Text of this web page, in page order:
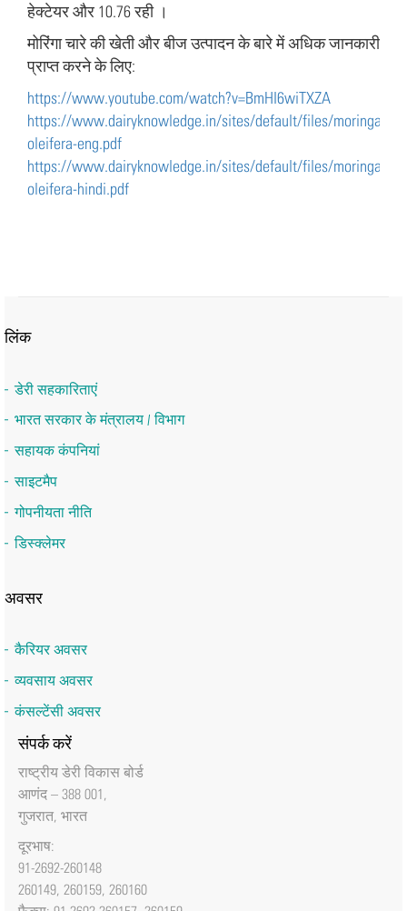
हेक्टेयर और 10.76 रही ।
मोरिंगा चारे की खेती और बीज उत्पादन के बारे में अधिक जानकारी
प्राप्त करने के लिए:
https://www.youtube.com/watch?v=BmHI6wiTXZA
https://www.dairyknowledge.in/sites/default/files/moringa-
oleifera-eng.pdf
https://www.dairyknowledge.in/sites/default/files/moringa-
oleifera-hindi.pdf
लिंक
डेरी सहकारिताएं
भारत सरकार के मंत्रालय / विभाग
सहायक कंपनियां
साइटमैप
गोपनीयता नीति
डिस्क्लेमर
अवसर
कैरियर अवसर
व्यवसाय अवसर
कंसल्टेंसी अवसर
संपर्क करें
राष्‍ट्रीय डेरी विकास बोर्ड
आणंद – 388 001,
गुजरात, भारत
दूरभाष:
91-2692-260148
260149, 260159, 260160